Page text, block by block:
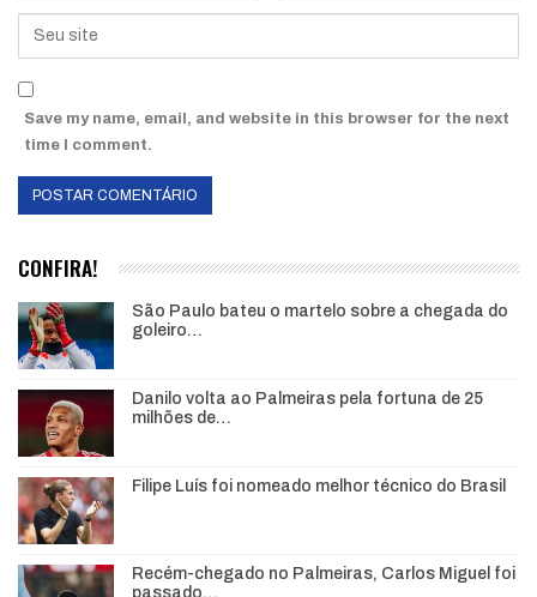
Save my name, email, and website in this browser for the next
time I comment.
CONFIRA!
São Paulo bateu o martelo sobre a chegada do
goleiro…
Danilo volta ao Palmeiras pela fortuna de 25
milhões de…
Filipe Luís foi nomeado melhor técnico do Brasil
Recém-chegado no Palmeiras, Carlos Miguel foi
passado…